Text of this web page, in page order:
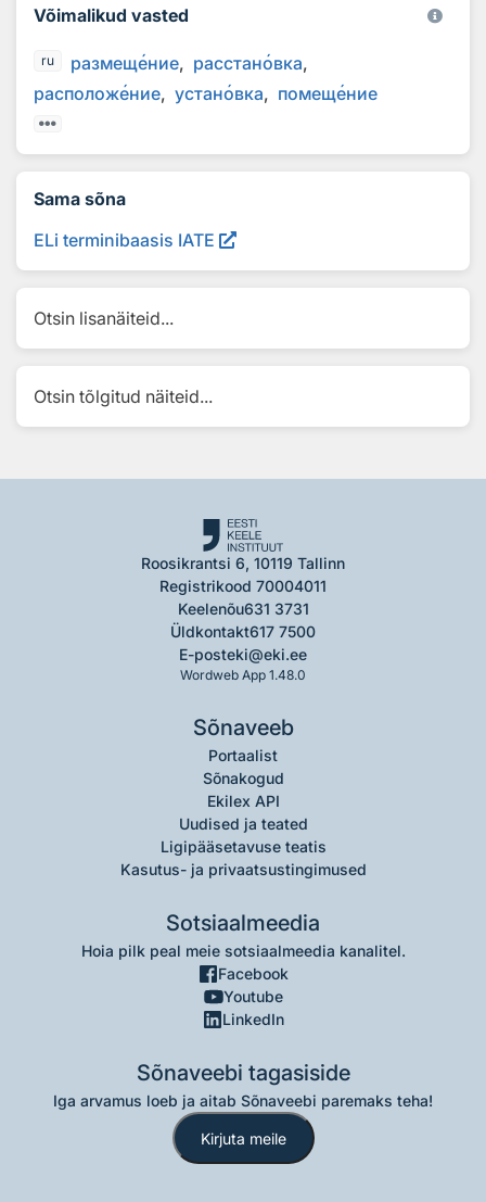
Võimalikud vasted
ru размещение расстановка
расположение установка помещение
Sama sõna
ELi terminibaasis IATE
Otsin lisanäiteid...
Otsin tõlgitud näiteid...
Roosikrantsi 6, 10119 Tallinn
Registrikood 70004011
Keelenõu631 3731
Üldkontakt617 7500
E-posteki@eki.ee
Wordweb App 1.48.0
Sõnaveeb
Portaalist
Sõnakogud
Ekilex API
Uudised ja teated
Ligipääsetavuse teatis
Kasutus- ja privaatsustingimused
Sotsiaalmeedia
Hoia pilk peal meie sotsiaalmeedia kanalitel.
Facebook
Youtube
LinkedIn
Sõnaveebi tagasiside
Iga arvamus loeb ja aitab Sõnaveebi paremaks teha!
Kirjuta meile